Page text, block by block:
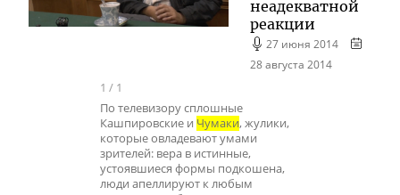
неадекватной
реакции
27 июня 2014
28 августа 2014
1 / 1
По телевизору сплошные
Кашпировские и Чумаки, жулики,
которые овладевают умами
зрителей: вера в истинные,
устоявшиеся формы подкошена,
люди апеллируют к любым